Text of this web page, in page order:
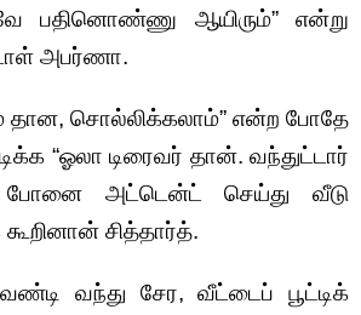
பதினொண்ணு ஆயிரும்” என்று
அபர்ணா.
தான, சொல்லிக்கலாம்” என்ற போதே
“ஓலா டிரைவர் தான். வந்துட்டார்
போனை அட்டென்ட் செய்து வீடு
சித்தார்த்.
வண்டி வந்து சேர, வீட்டைப் பூட்டிக்